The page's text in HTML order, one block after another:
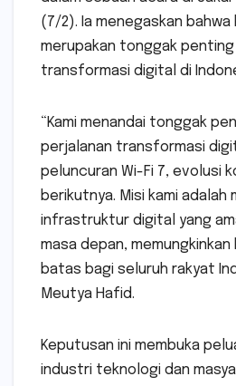
(7/2). Ia menegaskan bahwa
merupakan tonggak penting
transformasi digital di
“Kami menandai tonggak
perjalanan transformasi
peluncuran Wi-Fi 7, evolusi
berikutnya. Misi kami adalah
infrastruktur digital yang
masa depan,
batas bagi seluruh rakyat
Meutya Hafid.
Keputusan ini membuka
industri teknologi dan